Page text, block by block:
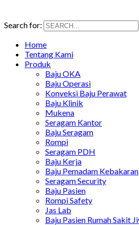
Search for:
Home
Tentang Kami
Produk
Baju OKA
Baju Operasi
Konveksi Baju Perawat
Baju Klinik
Mukena
Seragam Kantor
Baju Seragam
Rompi
Seragam PDH
Baju Kerja
Baju Pemadam Kebakaran
Seragam Security
Baju Pasien
Rompi Safety
Jas Lab
Baju Pasien Rumah Sakit